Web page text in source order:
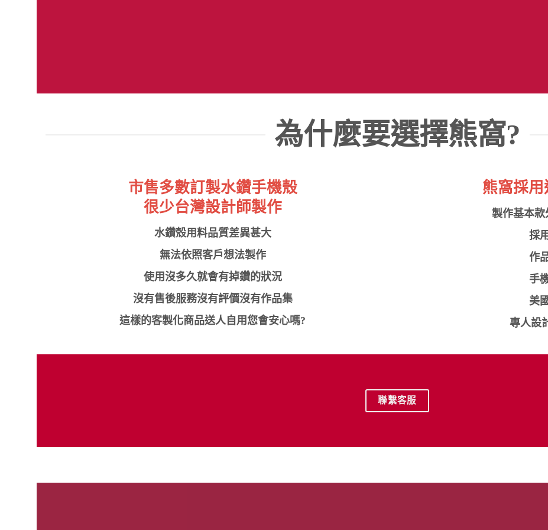
為什麼要選擇熊窩?
市售多數訂製水鑽手機殼
很少台灣設計師製作
水鑽殼用料品質差異甚大
無法依照客戶想法製作
使用沒多久就會有掉鑽的狀況
沒有售後服務沒有評價沒有作品集
這樣的客製化商品送人自用您會安心嗎?
熊窩採
製作基本
採
作
手
美
專人設
聯繫客服